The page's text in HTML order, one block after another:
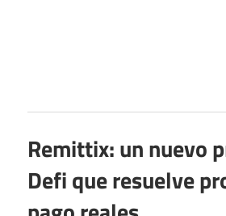
Remittix: un nuevo
Defi que resuelve